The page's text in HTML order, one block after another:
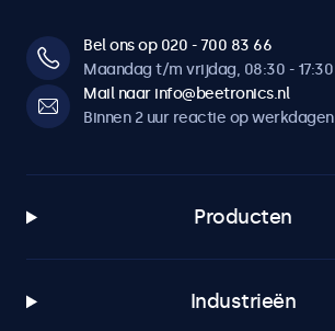
Bel ons op 020 - 700 83 66
Maandag t/m vrijdag, 08:30 - 17:30
Mail naar info@beetronics.nl
Binnen 2 uur reactie op werkdagen
Producten
Industrieën